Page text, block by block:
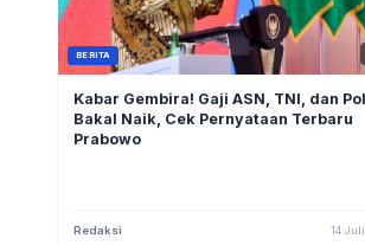
BERITA
Kabar Gembira! Gaji ASN, TNI, dan
Bakal Naik, Cek Pernyataan Terbaru
Prabowo
Redaksi 14